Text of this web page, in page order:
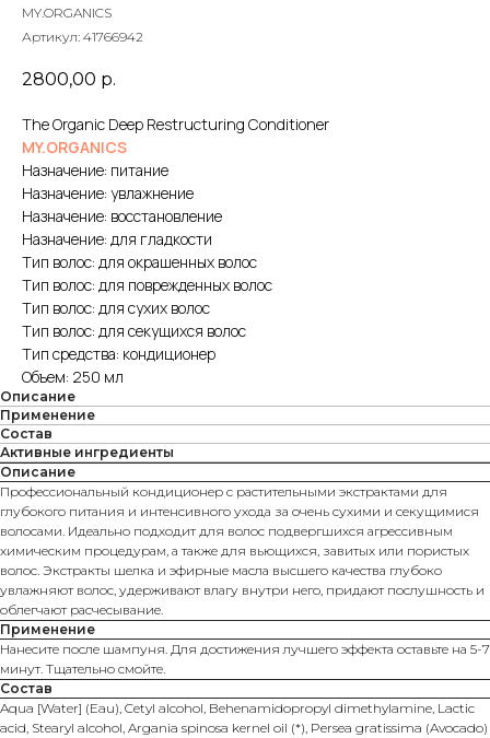
MY.ORGANICS
Артикул: 41766942
2800,00 р.
The Organic Deep Restructuring Conditioner
MY.ORGANICS
Назначение: питание
Назначение: увлажнение
Назначение: восстановление
Назначение: для гладкости
Тип волос: для окрашенных волос
Тип волос: для поврежденных волос
Тип волос: для сухих волос
Тип волос: для секущихся волос
Тип средства: кондиционер
Объем: 250 мл
Описание
Применение
Состав
Активные ингредиенты
Описание
Профессиональный кондиционер с растительными экстрактами для
глубокого питания и интенсивного ухода за очень сухими и секущимися
волосами. Идеально подходит для волос подвергшихся агрессивным
химическим процедурам, а также для вьющихся, завитых или пористых
волос. Экстракты шелка и эфирные масла высшего качества глубоко
увлажняют волос, удерживают влагу внутри него, придают послушность и
облегчают расчесывание.
Применение
Нанесите после шампуня. Для достижения лучшего эффекта оставьте на 5-7
минут. Тщательно смойте.
Состав
Aqua [Water] (Eau), Cetyl alcohol, Behenamidopropyl dimethylamine, Lactic
acid, Stearyl alcohol, Argania spinosa kernel oil (*), Persea gratissima (Avocado)